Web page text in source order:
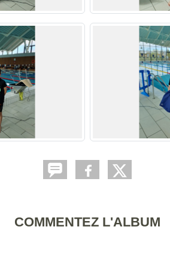
COMMENTEZ L'ALBUM